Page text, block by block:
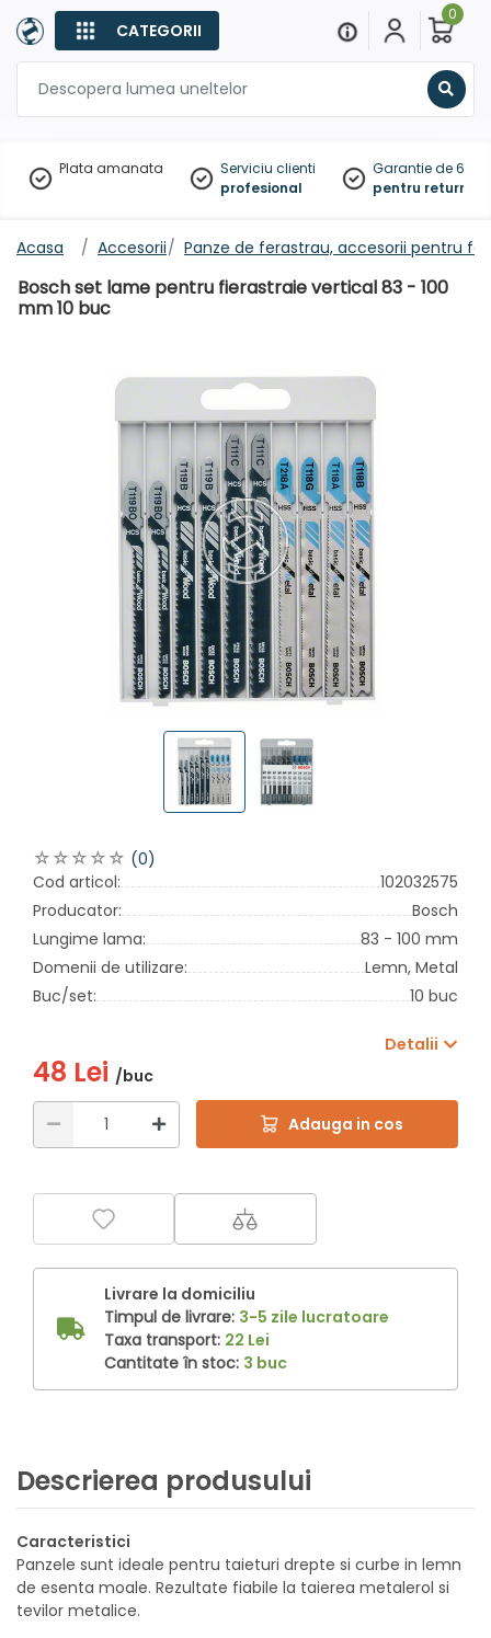
CATEGORII
0
Plata amanata
Serviciu clienti
profesional
Garantie de 60
pentru
Acasa Accesorii Panze de ferastrau, accesorii pentru
Bosch set lame pentru fierastraie vertical 83 - 100
mm 10 buc
(0)
Cod articol:
102032575
Producator:
Bosch
Lungime lama:
83 - 100 mm
Domenii de utilizare:
Lemn, Metal
Buc/set:
10 buc
Detalii
48 Lei /buc
Adauga in cos
Livrare la domiciliu
Timpul de livrare: 3-5 zile lucratoare
Taxa transport: 22 Lei
Cantitate în stoc: 3 buc
Descrierea produsului
Caracteristici
Panzele sunt ideale pentru taieturi drepte si curbe in lemn
de esenta moale. Rezultate fiabile la taierea metalerol si
tevilor metalice.